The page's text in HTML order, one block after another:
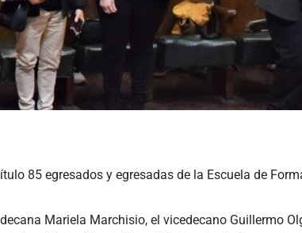
85 egresados y egresadas de la Escuela de
Mariela Marchisio, el vicedecano Guillermo